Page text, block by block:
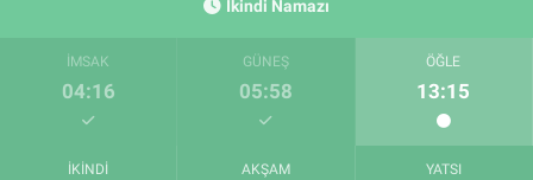
İkindi Namazı
İMSAK
04:16
GÜNEŞ
05:58
ÖĞLE
13:15
İKINDI AKŞAM YATSI